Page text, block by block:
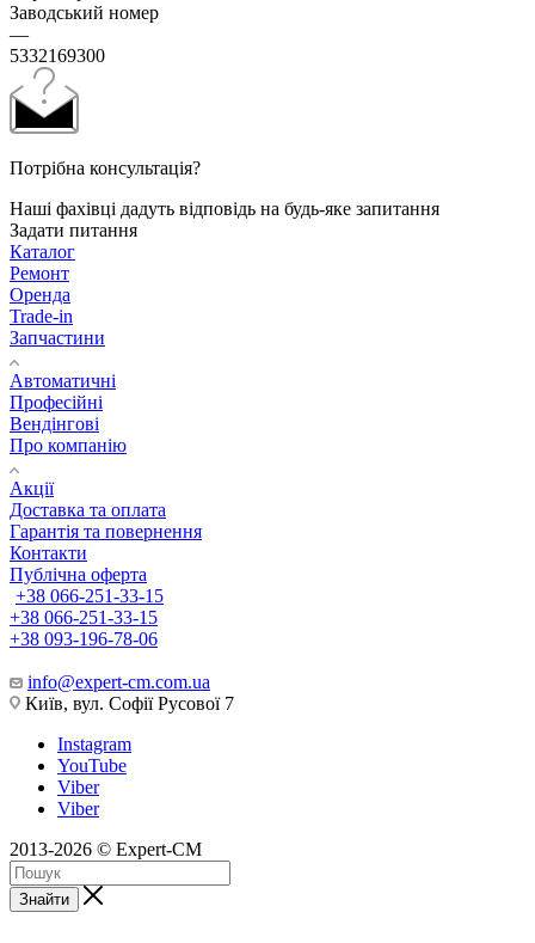
Заводський номер
—
5332169300
Потрібна консультація?
Наші фахівці дадуть відповідь на будь-яке запитання
Задати питання
Каталог
Ремонт
Оренда
Trade-in
Запчастини
Автоматичні
Професійні
Вендінгові
Про компанію
Акції
Доставка та оплата
Гарантія та повернення
Контакти
Публічна оферта
+38 066-251-33-15
+38 066-251-33-15
+38 093-196-78-06
info@expert-cm.com.ua
Київ, вул. Софії Русової 7
Instagram
YouTube
Viber
Viber
2013-2026 © Expert-CM
Знайти